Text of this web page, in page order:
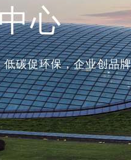
心
碳促环保，企业创品牌